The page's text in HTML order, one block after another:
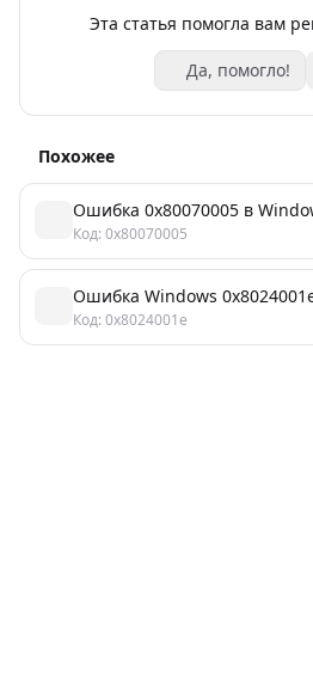
Эта статья помогла вам
Да, помогло!
Похожее
Ошибка 0x80070005 в
Код: 0x80070005
Код: 0x8024001e